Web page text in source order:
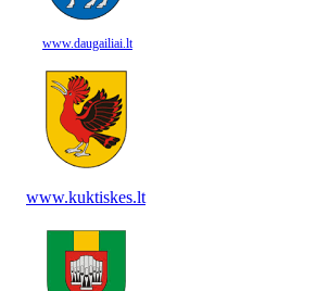
www.daugailiai.lt
www.kuktiskes.lt